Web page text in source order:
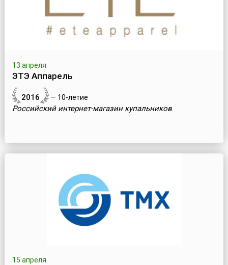
13 апреля
ЭТЭ Аппарель
2016 — 10-летие
Российский интернет-магазин купальников
15 апреля